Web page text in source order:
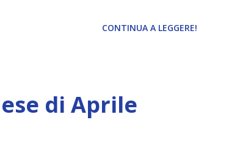
a partecipare ai Giochi in
degli Snow, un tempo
CONTINUA A LEGGERE!
di Aprile